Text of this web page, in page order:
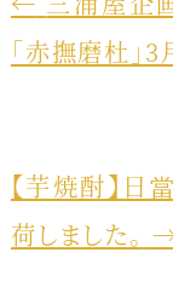
b
k
「赤撫磨杜」
【芋焼酎】日
荷しました。